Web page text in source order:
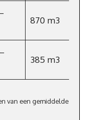
870 m3
385 m3
van een gemiddelde